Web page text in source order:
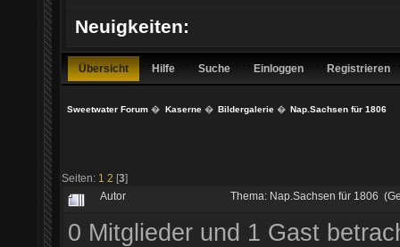
Neuigkeiten:
Übersicht Hilfe Suche Einloggen Registrieren
Sweetwater Forum � Kaserne� Bildergalerie� Nap.Sachsen für 1806
Seiten: 1 2 [3]
Autor Thema: Nap.Sachsen für 1806
0 Mitglieder und 1 Gast